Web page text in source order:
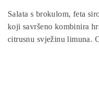
Salata s brokulom, feta
koji savršeno kombinira
citrusnu svježinu limuna.